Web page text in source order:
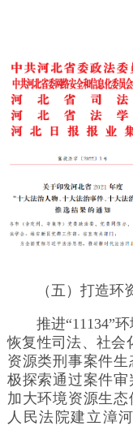
（五）打造环
推进“11134”
恢复性司法、社会
资源类刑事案件
极探索通过案件审
加大环境资源生
人民法院建立漳